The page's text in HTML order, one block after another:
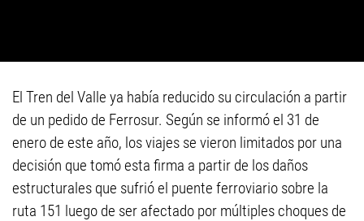
El Tren del Valle ya había reducido su circulación a partir
de un pedido de Ferrosur. Según se informó el 31 de
enero de este año, los viajes se vieron limitados por una
decisión que tomó esta firma a partir de los daños
estructurales que sufrió el puente ferroviario sobre la
ruta 151 luego de ser afectado por múltiples choques de